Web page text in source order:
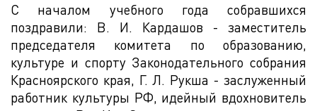
С началом учебного года собравшихся
поздравили: В. И. Кардашов - заместитель
председателя комитета по образованию,
культуре и спорту Законодательного собрания
Красноярского края, Г. Л. Рукша - заслуженный
работник культуры РФ, идейный вдохновитель